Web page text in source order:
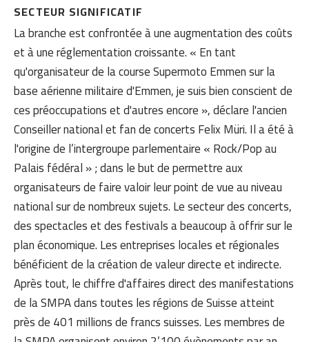
SECTEUR SIGNIFICATIF
La branche est confrontée à une augmentation des coûts
et à une réglementation croissante. « En tant
qu'organisateur de la course Supermoto Emmen sur la
base aérienne militaire d'Emmen, je suis bien conscient de
ces préoccupations et d'autres encore », déclare l'ancien
Conseiller national et fan de concerts Felix Müri. Il a été à
l'origine de l’intergroupe parlementaire « Rock/Pop au
Palais fédéral » ; dans le but de permettre aux
organisateurs de faire valoir leur point de vue au niveau
national sur de nombreux sujets. Le secteur des concerts,
des spectacles et des festivals a beaucoup à offrir sur le
plan économique. Les entreprises locales et régionales
bénéficient de la création de valeur directe et indirecte.
Après tout, le chiffre d'affaires direct des manifestations
de la SMPA dans toutes les régions de Suisse atteint
près de 401 millions de francs suisses. Les membres de